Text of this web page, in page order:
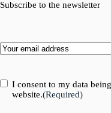
Subscribe to the newsletter
Email(Required)
Consent(Required)
I consent to my data
website.(Required)